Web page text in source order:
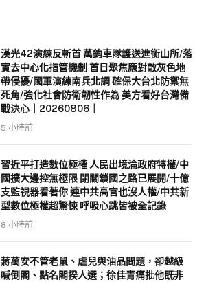
漢光42演練反斬首 萬鈞車隊護送進衡山所/落
實去中心化指管機制 首日聚焦應對敵灰色地
帶侵擾/國軍演練南兵北調 確保大台北防禦無
死角/強化社會防衛韌性作為 美方看好台灣備
戰決心｜20260806｜
5 小時前
習近平打造數位極權 人民出境淪政府特權/中
國擴大邊控無極限 閉關鎖國之路已展開/十億
支監視器看著你 連中共高官也沒人權/中共新
型數位極權超驚悚 呼吸心跳皆被全記錄
8 小時前
蔣萬安不管老鼠、虐兒與油品問題，卻越級
喊倒閣、點名閣揆人選；徐佳青痛批他既非